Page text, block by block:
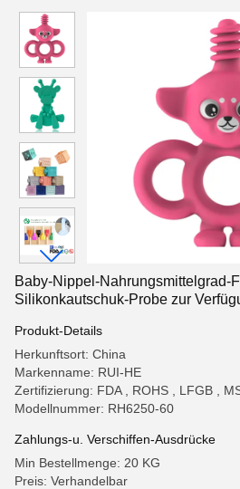
Verfügung stellt
Baby-Nippel-Nahrungsmittelgrad-
Silikonkautschuk-Probe zur
Produkt-Details
Herkunftsort: China
Markenname: RUI-HE
Zertifizierung: FDA , ROHS , LFGB ,
Modellnummer: RH6250-60
Zahlungs-u. Verschiffen-Ausdrücke
Min Bestellmenge: 20 KG
Preis: Verhandelbar